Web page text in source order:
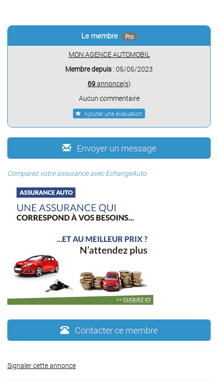
Le membre Pro
MON AGENCE AUTOMOBIL
Membre depuis : 05/05/2023
69annonce(s)
Aucun commentaire
Ajouter une évaluation
Envoyer un message
Comparez votre assurance avec EchangeAuto
Contacter ce membre
Signaler cette annonce